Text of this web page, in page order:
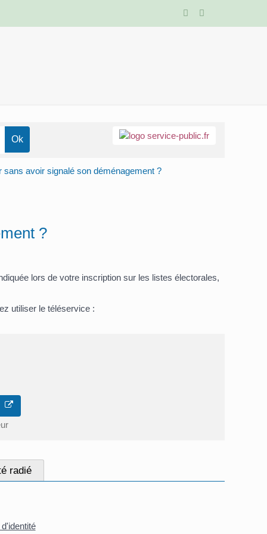
sans avoir signalé son déménagement ?
?
lors de votre inscription sur les listes électorales,
utiliser le téléservice :
radié